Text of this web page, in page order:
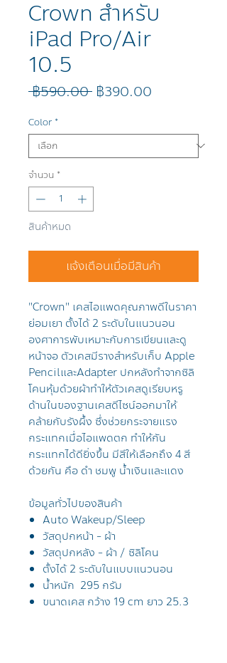
Crown สำหรับ
iPad Pro/Air
10.5
฿590.00 ราคา
฿390.00
Color *
จำนวน *
สินค้าหมด
แจ้งเตือนเมื่อมีสินค้า
"Crown" เคสไอแพดคุณภาพดีในราคา
ย่อมเยา ตั้งได้ 2 ระดับในแนวนอน
องศาการพับเหมาะกับการเขียนและดู
หน้าจอ ตัวเคสมีรางสำหรับเก็บ Apple
PencilและAdapter ปกหลังทำจากซิลิ
โคนหุ้มด้วยผ้าทำให้ตัวเคสดูเรียบหรู
ด้านในของฐานเคสดีไซน์ออกมาให้
คล้ายกับรังผึ้ง ซึ่งช่วยกระจายแรง
กระแทกเมื่อไอแพดตก ทำให้กัน
กระแทกได้ดียิ่งขึ้น มีสีให้เลือกถึง 4 สี
ด้วยกัน คือ ดำ ชมพู น้ำเงินและแดง
ข้อมูลทั่วไปของสินค้า
Auto Wakeup/Sleep
วัสดุปกหน้า - ผ้า
วัสดุปกหลัง - ผ้า / ซิลิโคน
ตั้งได้ 2 ระดับในแบบแนวนอน
น้ำหนัก 295 กรัม
ขนาดเคส กว้าง 19 cm ยาว 25.3